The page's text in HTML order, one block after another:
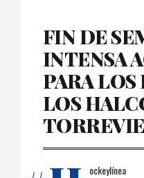
FIN DE
INTENSA
PARA LOS
LOS
ockeylínea